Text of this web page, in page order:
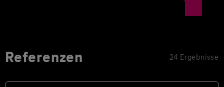
Referenzen 24 Ergebnisse